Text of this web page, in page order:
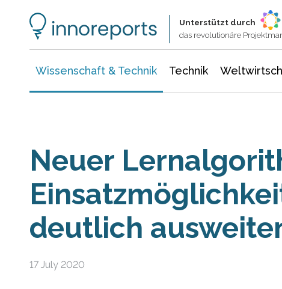
Unterstützt durch
das revolutionäre
Wissenschaft & Technik Technik
Neuer
deutlich
17 July 2020